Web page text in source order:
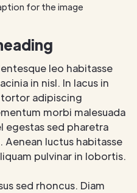
for the image
leo habitasse
in nisl. In lacus in
adipiscing
morbi malesuada
egestas sed pharetra
luctus habitasse
pulvinar in lobortis.
sed rhoncus. Diam